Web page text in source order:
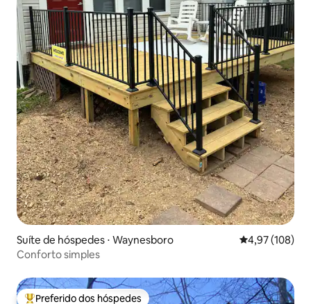
Suíte de hóspedes ⋅ Waynesboro 4,97 de uma
4,97 (108)
Conforto simples
Preferido dos hóspedes